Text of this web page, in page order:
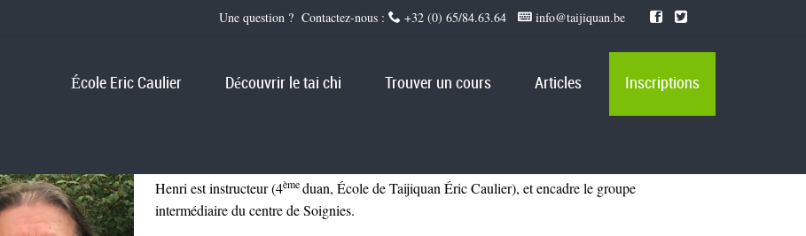
École Eric Caulier Découvrir le tai chi Trouver un cours Articles Inscriptions
Henri est instructeur (4ème duan, École de Taijiquan Éric Caulier), et encadre le groupe
intermédiaire du centre de Soignies.
Une question ? Contactez-nous : +32 (0) 65/84.63.64 info@taijiquan.be